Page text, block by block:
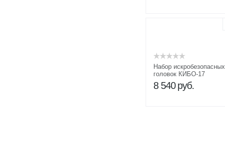
Набор искробезопасных
головок КИБО-17
8 540 руб.